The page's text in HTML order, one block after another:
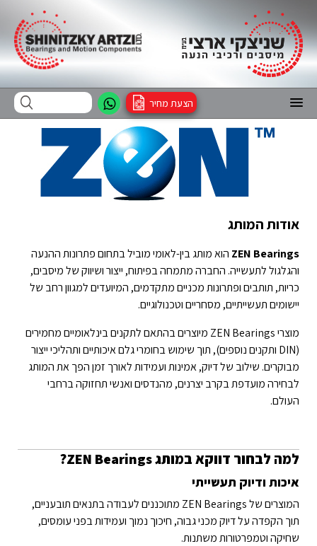
הצעת מחיר
אודות המותג
ZEN Bearings הוא מותג בין-לאומי מוביל בתחום פתרונות ההנעה
והגלגול לתעשייה. החברה מתמחה בפיתוח, ייצור ושיווק של מיסבים,
כריות, תותבים ופתרונות מכניים מתקדמים, המיועדים למגוון רחב של
יישומים תעשייתיים, מסחריים וטכנולוגיים.
מוצרי ZEN Bearings מיוצרים בהתאם לתקנים בינלאומיים מחמירים
(DIN ותקנים נוספים), תוך שימוש בחומרי גלם איכותיים ותהליכי ייצור
מבוקרים. שילוב של דיוק, אמינות ועמידות לאורך זמן הפך את המותג
לבחירה מועדפת בקרב יצרנים, מהנדסים ואנשי תחזוקה ברחבי
העולם.
למה לבחור דווקא במותג ZEN Bearings?
איכות ודיוק תעשייתי
המוצרים של ZEN Bearings מתוכננים לעבודה בתנאים תובעניים,
תוך הקפדה על דיוק מכני גבוה, חיכוך נמוך ועמידות בפני עומסים,
שחיקה וטמפרטורות משתנות.